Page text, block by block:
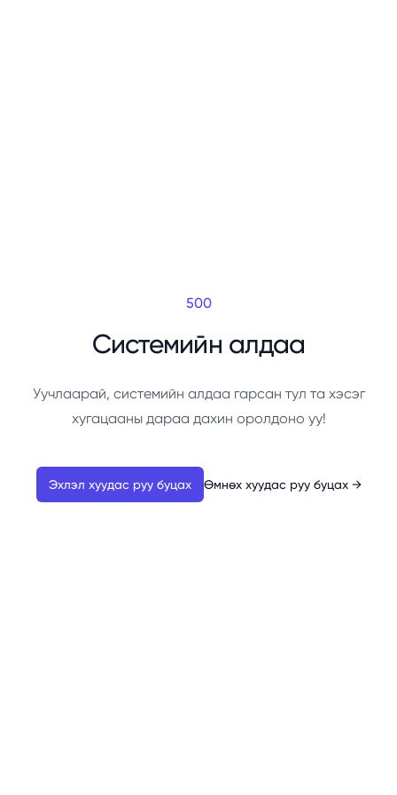
500
Системийн алдаа
Уучлаарай, системийн алдаа гарсан тул та хэсэг
хугацааны дараа дахин оролдоно уу!
Эхлэл хуудас руу буцах Өмнөх хуудас руу буцах →